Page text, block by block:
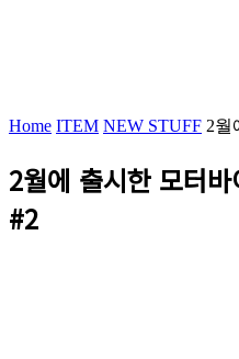
Home ITEM NEW STUFF 2월
2월에 출시한 모터
#2